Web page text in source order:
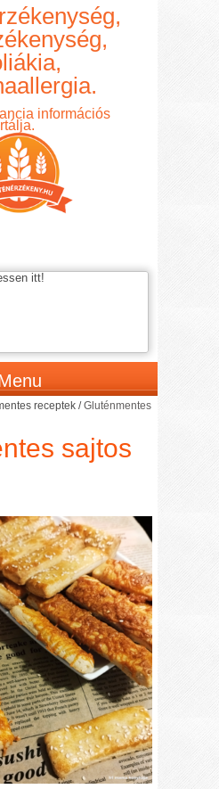
információs
itt!
receptek /Gluténmentes
sajtos